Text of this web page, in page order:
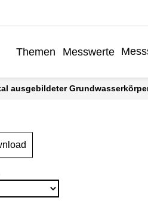
Themen Messwerte
ausgebildeter